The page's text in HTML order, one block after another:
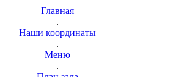
Главная
.
Наши координаты
.
Меню
.